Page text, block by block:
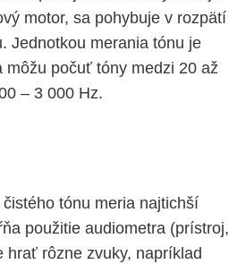
motor, sa pohybuje v rozpätí
Jednotkou merania tónu je
môžu počuť tóny medzi 20 až
– 3 000 Hz.
tónu meria najtichší
použitie audiometra (prístroj,
hrať rôzne zvuky, napríklad